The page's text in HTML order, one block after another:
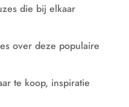
die bij elkaar
over deze populaire
te koop, inspiratie